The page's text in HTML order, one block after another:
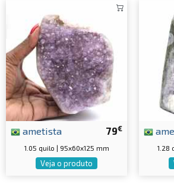
79€
ametista
1.05 quilo | 95x60x125 mm
Veja o produto
1.28